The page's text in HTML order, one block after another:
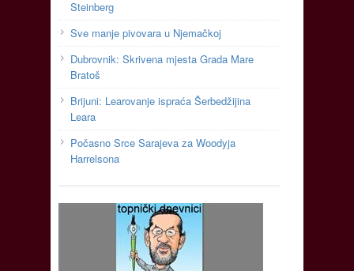
Steinberg
Sve manje pivovara u Njemačkoj
Dubrovnik: Skrivena mjesta Grada Mare
Bratoš
Brijuni: Learovanje ispraća Šerbedžijina
Leara
Počasno Srce Sarajeva za Woodyja
Harrelsona